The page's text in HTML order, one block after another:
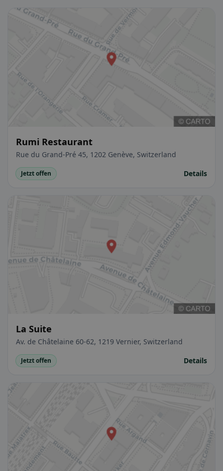
Rumi Restaurant
Rue du Grand-Pré 45, 1202 Genève, Switzerland
Jetzt offen Details
La Suite
Av. de Châtelaine 60-62, 1219 Vernier, Switzerland
Jetzt offen Details